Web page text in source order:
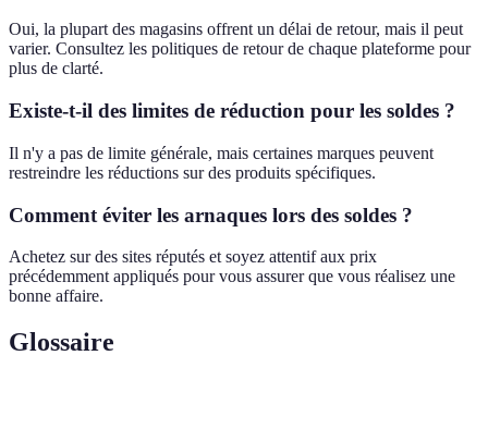
Oui, la plupart des magasins offrent un délai de retour, mais il peut
varier. Consultez les politiques de retour de chaque plateforme pour
plus de clarté.
Existe-t-il des limites de réduction pour les soldes ?
Il n'y a pas de limite générale, mais certaines marques peuvent
restreindre les réductions sur des produits spécifiques.
Comment éviter les arnaques lors des soldes ?
Achetez sur des sites réputés et soyez attentif aux prix
précédemment appliqués pour vous assurer que vous réalisez une
bonne affaire.
Glossaire